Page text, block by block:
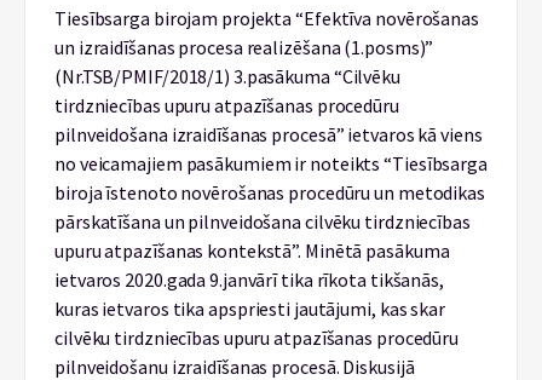
Tiesībsarga birojam projekta “Efektīva novērošanas
un izraidīšanas procesa realizēšana (1.posms)”
(Nr.TSB/PMIF/2018/1) 3.pasākuma “Cilvēku
tirdzniecības upuru atpazīšanas procedūru
pilnveidošana izraidīšanas procesā” ietvaros kā viens
no veicamajiem pasākumiem ir noteikts “Tiesībsarga
biroja īstenoto novērošanas procedūru un metodikas
pārskatīšana un pilnveidošana cilvēku tirdzniecības
upuru atpazīšanas kontekstā”. Minētā pasākuma
ietvaros 2020.gada 9.janvārī tika rīkota tikšanās,
kuras ietvaros tika apspriesti jautājumi, kas skar
cilvēku tirdzniecības upuru atpazīšanas procedūru
pilnveidošanu izraidīšanas procesā. Diskusijā